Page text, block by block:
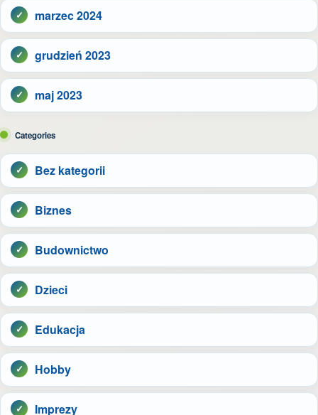
marzec 2024
grudzień 2023
maj 2023
Categories
Bez kategorii
Biznes
Budownictwo
Dzieci
Edukacja
Hobby
Imprezy